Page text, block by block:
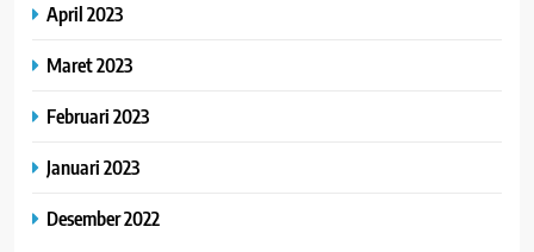
April 2023
Maret 2023
Februari 2023
Januari 2023
Desember 2022